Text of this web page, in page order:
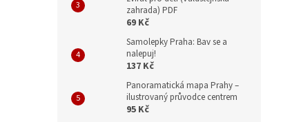
zahrada) PDF
69 Kč
Samolepky Praha: Bav se a
nalepuj!
137 Kč
Panoramatická mapa Prahy –
ilustrovaný průvodce centrem
95 Kč